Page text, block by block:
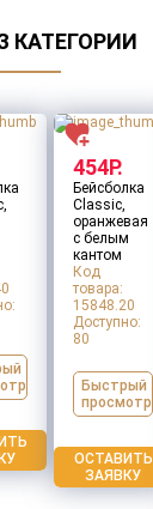
КАТЕГОРИИ
454Р.
Бейсболка
Classic,
оранжевая
с белым
кантом
Код
товара:
15848.20
Доступно:
80
Быстрый
просмотр
ОСТАВИТЬ
ЗАЯВКУ
заявку
обязательные поля